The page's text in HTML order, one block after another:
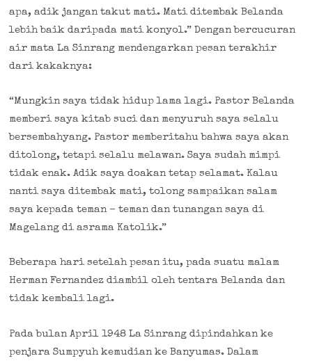
apa, adik jangan takut mati. Mati ditembak Belanda
lebih baik daripada mati konyol.” Dengan bercucuran
air mata La Sinrang mendengarkan pesan terakhir
dari kakaknya:
“Mungkin saya tidak hidup lama lagi. Pastor Belanda
memberi saya kitab suci dan menyuruh saya selalu
bersembahyang. Pastor memberitahu bahwa saya akan
ditolong, tetapi selalu melawan. Saya sudah mimpi
tidak enak. Adik saya doakan tetap selamat. Kalau
nanti saya ditembak mati, tolong sampaikan salam
saya kepada teman – teman dan tunangan saya di
Magelang di asrama Katolik.”
Beberapa hari setelah pesan itu, pada suatu malam
Herman Fernandez diambil oleh tentara Belanda dan
tidak kembali lagi.
Pada bulan April 1948 La Sinrang dipindahkan ke
penjara Sumpyuh kemudian ke Banyumas. Dalam